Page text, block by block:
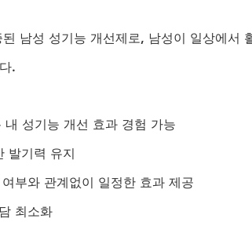
남성 성기능 개선제로, 남성이 일상에서
.
성기능 개선 효과 경험 가능
발기력 유지
부와 관계없이 일정한 효과 제공
최소화